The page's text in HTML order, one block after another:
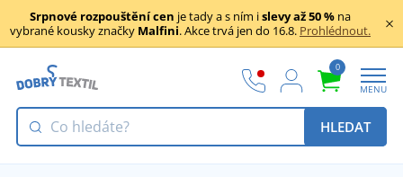
Srpnové rozpouštění cen je tady a s ním islevy až 50 % na
vybrané kousky značky Malfini. Akce trvá jen do 16.8. Prohlédnout.
0
MENU
HLEDAT